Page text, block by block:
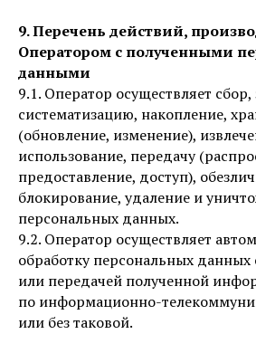
9. Перечень действий,
Оператором с полученными
данными
9.1. Оператор осуществляет сбор,
систематизацию, накопление,
(обновление, изменение),
использование, передачу
предоставление, доступ),
блокирование, удаление и
персональных данных.
9.2. Оператор осуществляет
обработку персональных
или передачей полученной
по информационно-
или без таковой.